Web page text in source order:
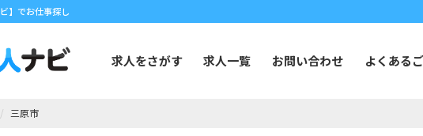
】でお仕事探し
求人をさがす 求人一覧 お問い合わせ よくある
三原市